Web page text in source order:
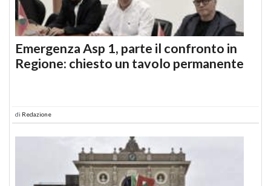
Emergenza Asp 1, parte il confronto in
Regione: chiesto un tavolo permanente
di Redazione